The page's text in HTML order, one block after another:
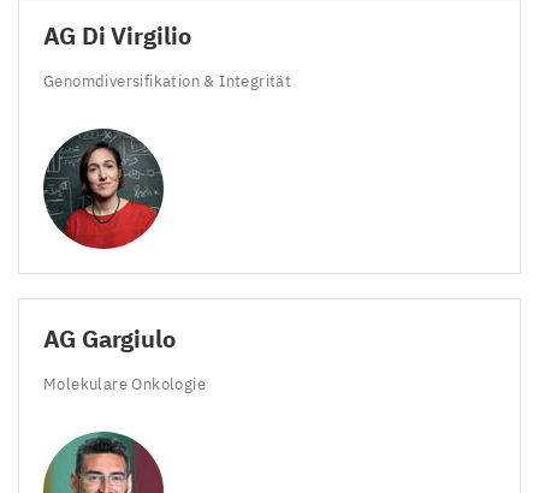
AG Di Virgilio
Genomdiversifikation & Integrität
AG Gargiulo
Molekulare Onkologie